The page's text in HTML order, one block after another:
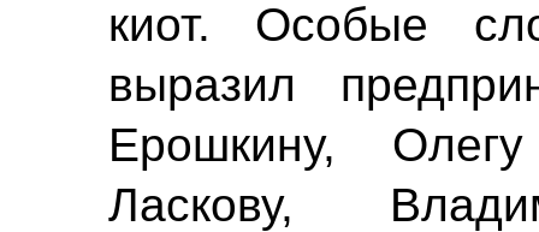
киот. Особые
выразил
Ерошкину,
Ласкову,